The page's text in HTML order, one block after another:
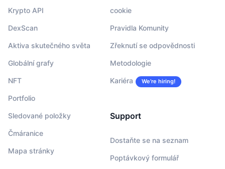
Krypto API
DexScan
Aktiva skutečného světa
Globální grafy
NFT
Portfolio
Sledované položky
Čmáranice
Mapa stránky
cookie
Pravidla Komunity
Zřeknutí se odpovědnosti
Metodologie
Kariéra We’re hiring!
Support
Dostaňte se na seznam
Poptávkový formulář